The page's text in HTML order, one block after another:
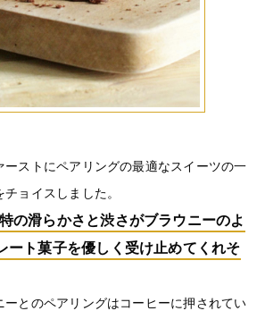
ーストにペアリングの最適なスイーツの一
ョイスしました。
の滑らかさと渋さがブラウニーのよ
ート菓子を優しく受け止めてくれそ
ーとのペアリングはコーヒーに押されてい